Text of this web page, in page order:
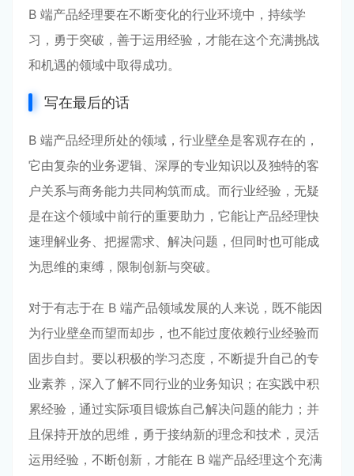
B 端产品经理要在不断变化的行业环境中，持续学
习，勇于突破，善于运用经验，才能在这个充满挑战
和机遇的领域中取得成功。
写在最后的话
B 端产品经理所处的领域，行业壁垒是客观存在的，
它由复杂的业务逻辑、深厚的专业知识以及独特的客
户关系与商务能力共同构筑而成。而行业经验，无疑
是在这个领域中前行的重要助力，它能让产品经理快
速理解业务、把握需求、解决问题，但同时也可能成
为思维的束缚，限制创新与突破。
对于有志于在 B 端产品领域发展的人来说，既不能因
为行业壁垒而望而却步，也不能过度依赖行业经验而
固步自封。要以积极的学习态度，不断提升自己的专
业素养，深入了解不同行业的业务知识；在实践中积
累经验，通过实际项目锻炼自己解决问题的能力；并
且保持开放的思维，勇于接纳新的理念和技术，灵活
运用经验，不断创新，才能在 B 端产品经理这个充满